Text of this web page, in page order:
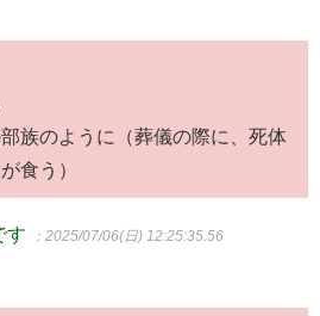
族のように（葬儀の際に、死体
食う）
す ：2025/07/06(日) 12:25:35.56